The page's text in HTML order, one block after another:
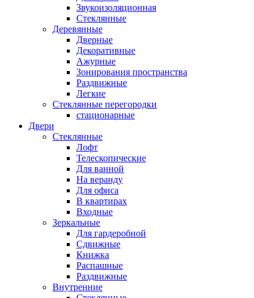
Звукоизоляционная
Стеклянные
Деревянные
Дверные
Декоративные
Ажурные
Зонирования пространства
Раздвижные
Легкие
Стеклянные перегородки
стационарные
Двери
Стеклянные
Лофт
Телескопические
Для ванной
На веранду
Для офиса
В квартирах
Входные
Зеркальные
Для гардеробной
Сдвижные
Книжка
Распашные
Раздвижные
Внутренние